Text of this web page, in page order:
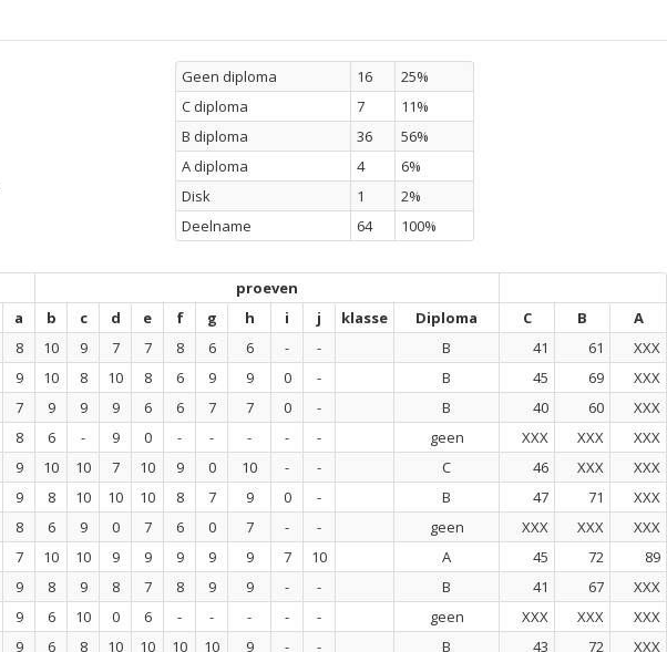
Geen diploma 16
25%
C diploma
7
11%
B diploma
36
56%
A diploma
4
6%
Disk
1
2%
Deelname
64 100%
proeven
a b c d e f g h i j klasse Diploma C B
A
8 10 9 7 7 8 6 6 - - B 41 61
XXX
9 10 8 10 8 6 9 9 0 - B 45 69
XXX
7 9 9 9 6 6 7 7 0 - B 40 60
XXX
8 6 - 9 0 - - - - - geen XXX XXX
XXX
9 10 10 7 10 9 0 10 - - C 46 XXX
XXX
9 8 10 10 10 8 7 9 0 - B 47 71
XXX
8 6 9 0 7 6 0 7 - - geen XXX XXX
XXX
7 10 10 9 9 9 9 9 7 10 A 45 72
89
9 8 9 8 7 8 9 9 - - B 41 67
XXX
9 6 10 0 6 - - - - - geen XXX XXX
XXX
9 6 8 10 10 10 10 9 - - B 43 72
XXX